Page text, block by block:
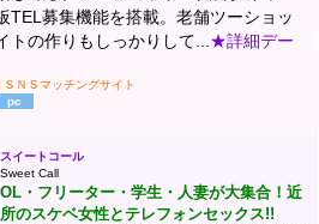
TEL募集機能を搭載。老舗ツーショッ
トの作りもしっかりして... ★詳細デー
ＳＮＳマッチングサイト
pc
スイートコール
Sweet Call
OL・フリーター・学生・人妻が大集合！近
所のスケベ女性とテレフォンセックス!!